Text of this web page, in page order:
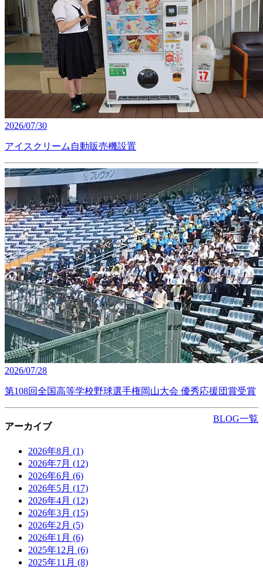
2026/07/30
アイスクリーム自動販売機設置
2026/07/28
第108回全国高等学校野球選手権岡山大会 優秀応援団賞受賞
BLOG一覧
アーカイブ
2026年8月 (1)
2026年7月 (12)
2026年6月 (6)
2026年5月 (17)
2026年4月 (12)
2026年3月 (15)
2026年2月 (5)
2026年1月 (6)
2025年12月 (6)
2025年11月 (8)